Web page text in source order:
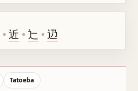
•近 •辷 •辸
Tatoeba